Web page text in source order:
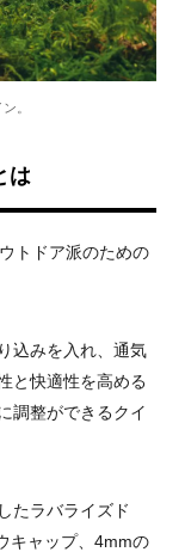
。
は
トドア派のための
込みを入れ、通気
と快適性を高める
調整ができるクイ
たラバライズド
キャップ、4mmの